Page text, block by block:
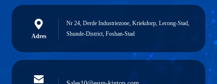
Adres
Nr 24, Derde Industriezone, Kriekdorp, Lecong-Stad,
Shunde-District, Foshan-Stad